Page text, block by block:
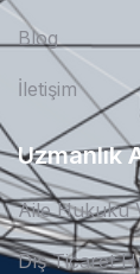
Blog
İletişim
Uzmanlık
Aile Hukuku
Dış Ticaret